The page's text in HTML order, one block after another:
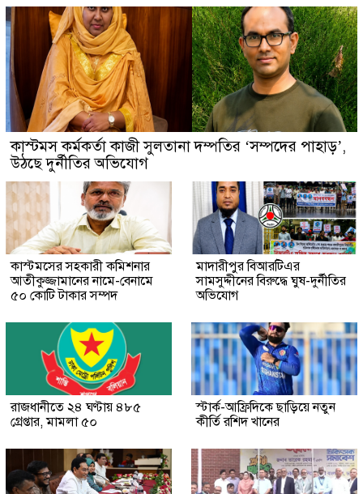
কাস্টমস কর্মকর্তা কাজী সুলতানা দম্পতির ‘সম্পদের পাহাড়’,
উঠছে দুর্নীতির অভিযোগ
কাস্টমসের সহকারী কমিশনার
আতীকুজ্জামানের নামে-বেনামে
৫০ কোটি টাকার সম্পদ
মাদারীপুর বিআরটিএর
সামসুদ্দীনের বিরুদ্ধে ঘুষ-দুর্নীতির
অভিযোগ
রাজধানীতে ২৪ ঘণ্টায় ৪৮৫
গ্রেপ্তার, মামলা ৫০
স্টার্ক-আফ্রিদিকে ছাড়িয়ে নতুন
কীর্তি রশিদ খানের